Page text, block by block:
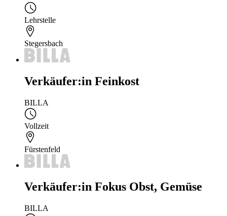
Lehrstelle
Stegersbach
Verkäufer:in Feinkost
BILLA
Vollzeit
Fürstenfeld
Verkäufer:in Fokus Obst, Gemüse
BILLA